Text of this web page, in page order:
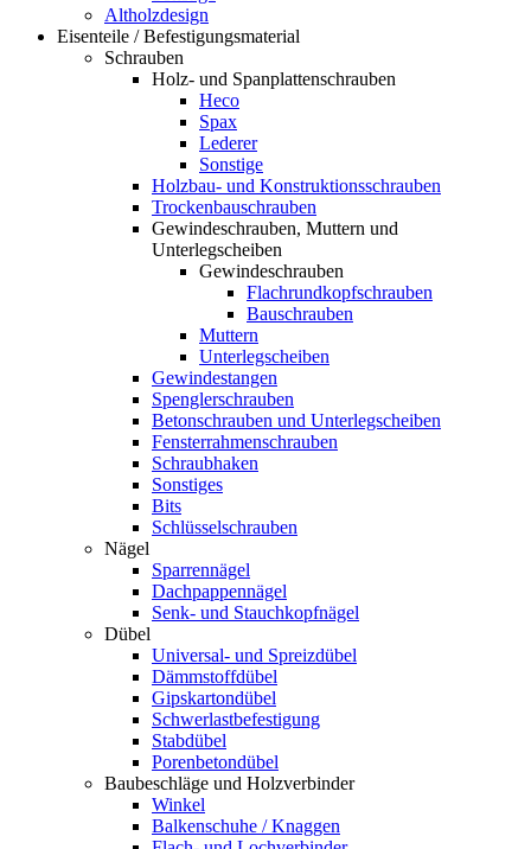
Altholzdesign
Eisenteile / Befestigungsmaterial
Schrauben
Holz- und Spanplattenschrauben
Heco
Spax
Lederer
Sonstige
Holzbau- und Konstruktionsschrauben
Trockenbauschrauben
Gewindeschrauben, Muttern und
Unterlegscheiben
Gewindeschrauben
Flachrundkopfschrauben
Bauschrauben
Muttern
Unterlegscheiben
Gewindestangen
Spenglerschrauben
Betonschrauben und Unterlegscheiben
Fensterrahmenschrauben
Schraubhaken
Sonstiges
Bits
Schlüsselschrauben
Nägel
Sparrennägel
Dachpappennägel
Senk- und Stauchkopfnägel
Dübel
Universal- und Spreizdübel
Dämmstoffdübel
Gipskartondübel
Schwerlastbefestigung
Stabdübel
Porenbetondübel
Baubeschläge und Holzverbinder
Winkel
Balkenschuhe / Knaggen